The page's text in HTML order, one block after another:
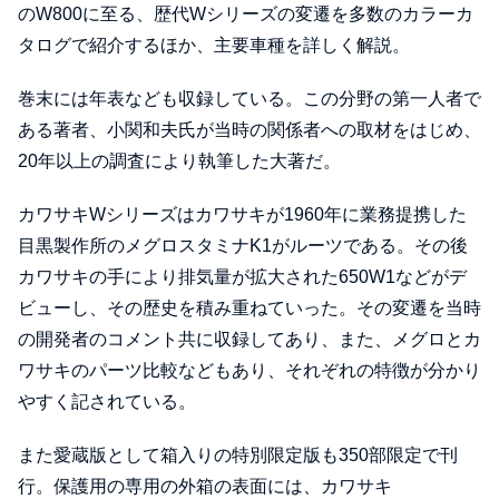
のW800に至る、歴代Wシリーズの変遷を多数のカラーカ
タログで紹介するほか、主要車種を詳しく解説。
巻末には年表なども収録している。この分野の第一人者で
ある著者、小関和夫氏が当時の関係者への取材をはじめ、
20年以上の調査により執筆した大著だ。
カワサキWシリーズはカワサキが1960年に業務提携した
目黒製作所のメグロスタミナK1がルーツである。その後
カワサキの手により排気量が拡大された650W1などがデ
ビューし、その歴史を積み重ねていった。その変遷を当時
の開発者のコメント共に収録してあり、また、メグロとカ
ワサキのパーツ比較などもあり、それぞれの特徴が分かり
やすく記されている。
また愛蔵版として箱入りの特別限定版も350部限定で刊
行。保護用の専用の外箱の表面には、カワサキ